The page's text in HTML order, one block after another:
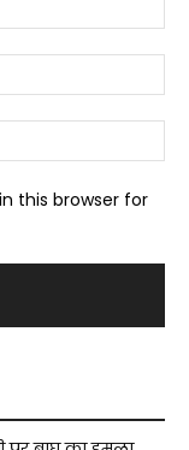
this browser for